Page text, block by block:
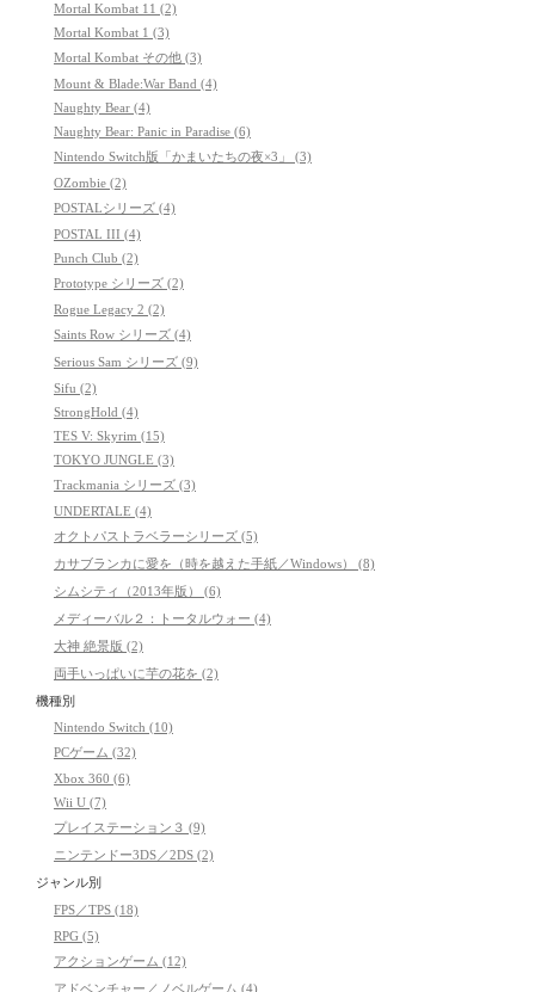
Mortal Kombat 11 (2)
Mortal Kombat 1 (3)
Mortal Kombat その他 (3)
Mount & Blade:War Band (4)
Naughty Bear (4)
Naughty Bear: Panic in Paradise (6)
Nintendo Switch版「かまいたちの夜×3」 (3)
OZombie (2)
POSTALシリーズ (4)
POSTAL III (4)
Punch Club (2)
Prototype シリーズ (2)
Rogue Legacy 2 (2)
Saints Row シリーズ (4)
Serious Sam シリーズ (9)
Sifu (2)
StrongHold (4)
TES V: Skyrim (15)
TOKYO JUNGLE (3)
Trackmania シリーズ (3)
UNDERTALE (4)
オクトパストラベラーシリーズ (5)
カサブランカに愛を（時を越えた手紙／Windows） (8)
シムシティ（2013年版） (6)
メディーバル２：トータルウォー (4)
大神 絶景版 (2)
両手いっぱいに芋の花を (2)
機種別
Nintendo Switch (10)
PCゲーム (32)
Xbox 360 (6)
Wii U (7)
プレイステーション３ (9)
ニンテンドー3DS／2DS (2)
ジャンル別
FPS／TPS (18)
RPG (5)
アクションゲーム (12)
アドベンチャー／ノベルゲーム (4)